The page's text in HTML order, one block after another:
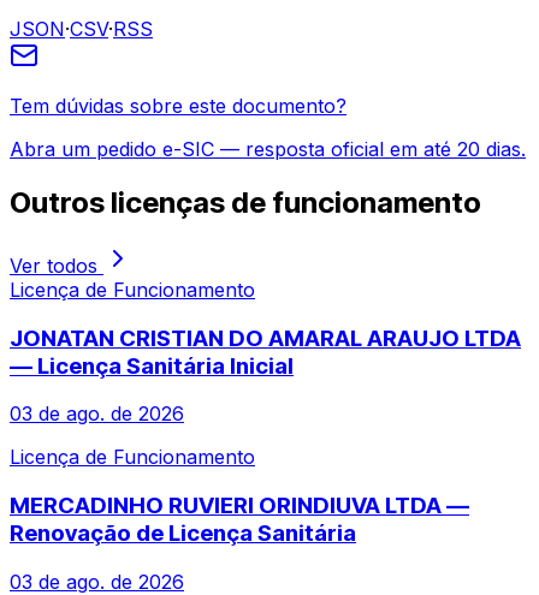
JSON·CSV·RSS
Tem dúvidas sobre este documento?
Abra um pedido e-SIC — resposta oficial em até 20 dias.
Outros licenças de funcionamento
Ver todos
Licença de Funcionamento
JONATAN CRISTIAN DO AMARAL ARAUJO LTDA
— Licença Sanitária Inicial
03 de ago. de 2026
Licença de Funcionamento
MERCADINHO RUVIERI ORINDIUVA LTDA —
Renovação de Licença Sanitária
03 de ago. de 2026